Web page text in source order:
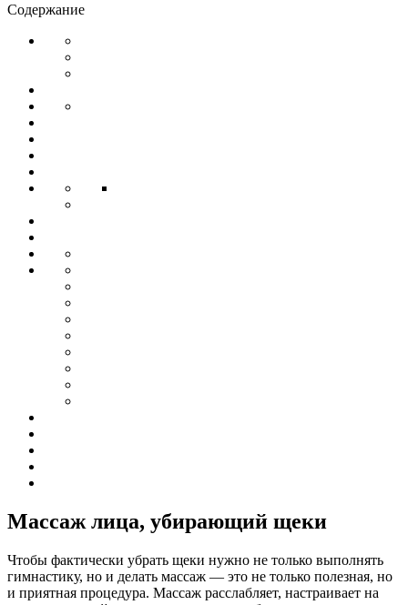
Содержание
Массаж лица, убирающий щеки
Чтобы фактически убрать щеки нужно не только выполнять
гимнастику, но и делать массаж — это не только полезная, но
и приятная процедура. Массаж расслабляет, настраивает на